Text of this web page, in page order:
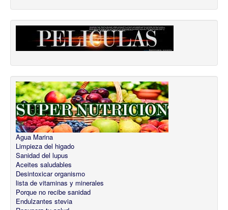
Agua Marina
Limpieza del higado
Sanidad del lupus
Aceites saludables
Desintoxicar organismo
lista de vitaminas y minerales
Porque no recibe sanidad
Endulzantes stevia